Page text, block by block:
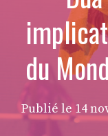
du
Publié le 14